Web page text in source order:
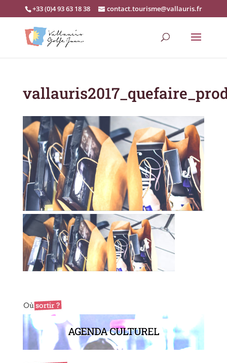
+33 (0)4 93 63 18 38 contact.tourisme@vallauris.fr
AGENDA CULTUREL